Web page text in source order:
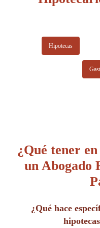
Hipotecas
¿Qué tener
un Abogado
¿Qué hace